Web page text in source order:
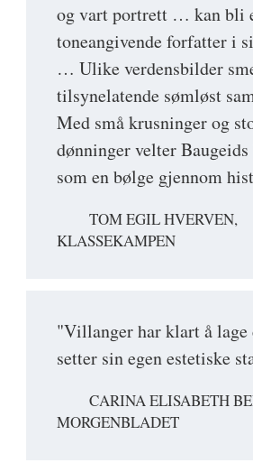
og vart portrett … kan bli
toneangivende forfatter i
… Ulike verdensbilder
tilsynelatende sømløst
Med små krusninger og
dønninger velter
som en bølge gjennom
TOM EGIL HVERVEN,
KLASSEKAMPEN
"Villanger har klart å lage
setter sin egen estetiske
CARINA ELISABETH
MORGENBLADET